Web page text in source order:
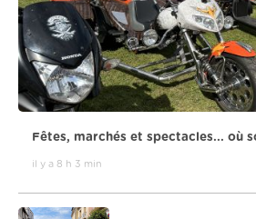
Fêtes, marchés et spectacles... où
il y a 8 h 3 min